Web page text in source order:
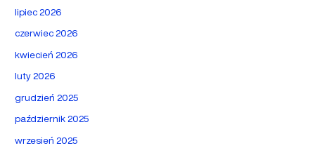
lipiec 2026
czerwiec 2026
kwiecień 2026
luty 2026
grudzień 2025
październik 2025
wrzesień 2025